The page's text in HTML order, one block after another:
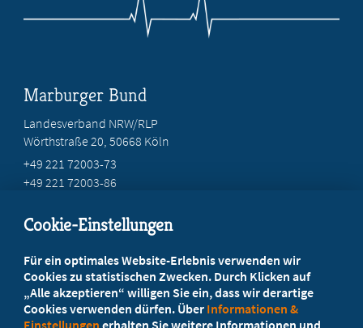
Marburger Bund
Landesverband NRW/RLP
Wörthstraße 20, 50668 Köln
+49 221 72003-73
+49 221 72003-86
Ihr Landesverband berät Sie!
Ansprechpartner
Cookie-Einstellungen
Für ein optimales Website-Erlebnis verwenden wir
Cookies zu statistischen Zwecken. Durch Klicken auf
„Alle akzeptieren“ willigen Sie ein, dass wir derartige
Cookies verwenden dürfen. Über Informationen &
Einstellungen erhalten Sie weitere Informationen und